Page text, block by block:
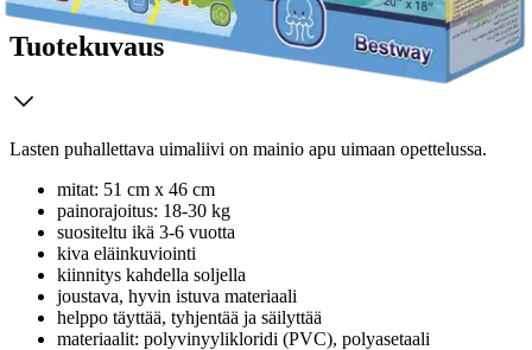
Tuotekuvaus
Lasten puhallettava uimaliivi on mainio apu uimaan opettelussa.
mitat: 51 cm x 46 cm
painorajoitus: 18-30 kg
suositeltu ikä 3-6 vuotta
kiva eläinkuviointi
kiinnitys kahdella soljella
joustava, hyvin istuva materiaali
helppo täyttää, tyhjentää ja säilyttää
materiaalit: polyvinyylikloridi (PVC), polyasetaali